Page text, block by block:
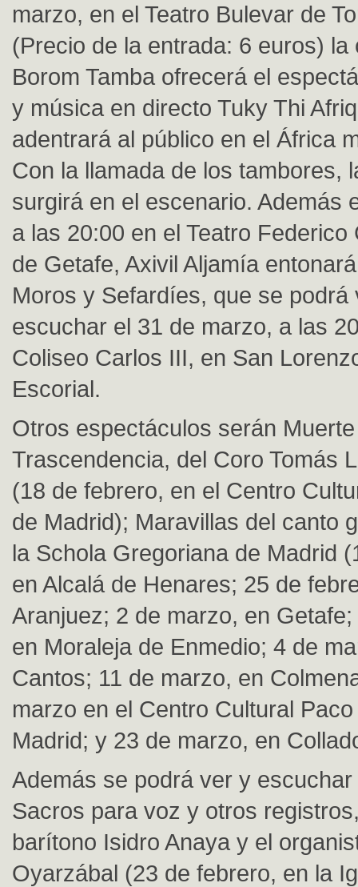
marzo, en el Teatro Bulevar de
(Precio de la entrada: 6 euros) la
Borom Tamba ofrecerá el
y música en directo Tuky Thi
adentrará al público en el África
Con la llamada de los tambores,
surgirá en el escenario. Además
a las 20:00 en el Teatro
de Getafe, Axivil Aljamía
Moros y Sefardíes, que se podrá
escuchar el 31 de marzo, a las
Coliseo Carlos III, en San
Escorial.
Otros espectáculos serán
Trascendencia, del Coro Tomás
(18 de febrero, en el Centro
de Madrid); Maravillas del canto
la Schola Gregoriana de Madrid
en Alcalá de Henares; 25 de
Aranjuez; 2 de marzo, en
en Moraleja de Enmedio; 4 de
Cantos; 11 de marzo, en
marzo en el Centro Cultural
Madrid; y 23 de marzo, en
Además se podrá ver y
Sacros para voz y otros
barítono Isidro Anaya y el
Oyarzábal (23 de febrero, en la